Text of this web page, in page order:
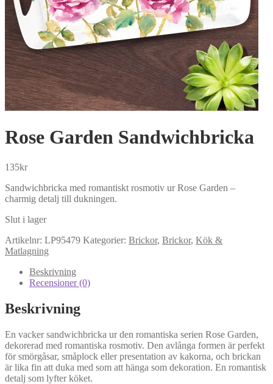
Rose Garden Sandwichbricka
135kr
Sandwichbricka med romantiskt rosmotiv ur Rose Garden –
charmig detalj till dukningen.
Slut i lager
Artikelnr: LP95479 Kategorier: Brickor, Brickor, Kök &
Matlagning
Beskrivning
Recensioner (0)
Beskrivning
En vacker sandwichbricka ur den romantiska serien Rose Garden,
dekorerad med romantiska rosmotiv. Den avlånga formen är perfekt
för smörgåsar, småplock eller presentation av kakorna, och brickan
är lika fin att duka med som att hänga som dekoration. En romantisk
detalj som lyfter köket.